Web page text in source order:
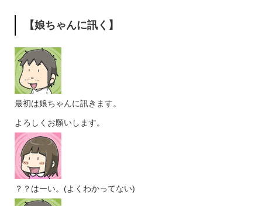
【娘ちゃんに訊く】
最初は娘ちゃんに訊きます。
よろしくお願いします。
？？はーい。(よくわかってない)